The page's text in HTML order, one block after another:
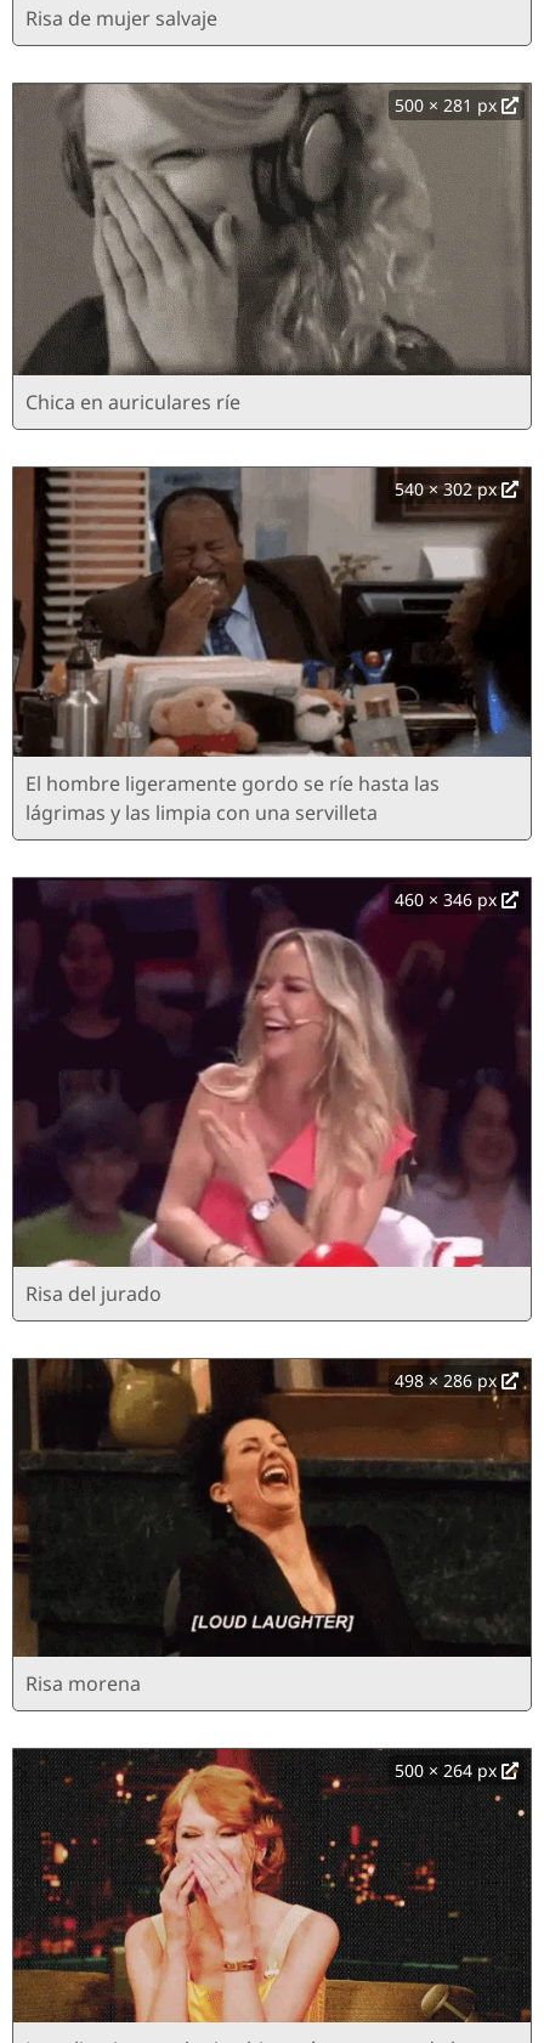
Risa de mujer salvaje
500 × 281 px
Chica en auriculares ríe
540 × 302 px
El hombre ligeramente gordo se ríe hasta las
lágrimas y las limpia con una servilleta
460 × 346 px
Risa del jurado
498 × 286 px
Risa morena
500 × 264 px